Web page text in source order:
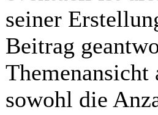
seiner
Beitrag
sowohl die